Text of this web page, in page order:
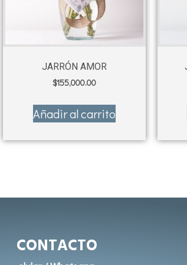
JARRÓN AMOR
$155,000.00
Añadir al carrito
CONTACTO